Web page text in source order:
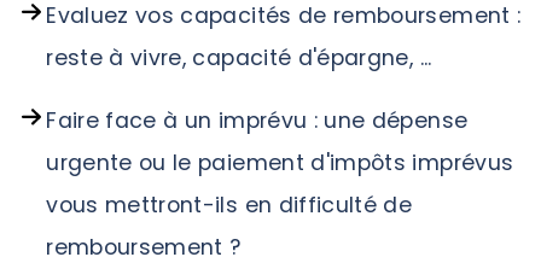
Evaluez vos capacités de remboursement :
reste à vivre, capacité d'épargne, ...
Faire face à un imprévu : une dépense
urgente ou le paiement d'impôts imprévus
vous mettront-ils en difficulté de
remboursement ?